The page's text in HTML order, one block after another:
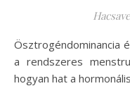
Ösztrogéndominancia és progeszteron hiány: miért fontos
a rendszeres
hogyan hat a